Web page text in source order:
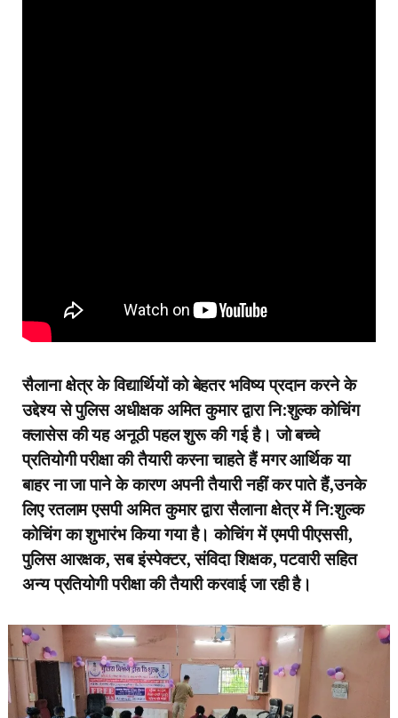
सैलाना क्षेत्र के विद्यार्थियों को बेहतर भविष्य प्रदान करने के
उद्देश्य से पुलिस अधीक्षक अमित कुमार द्वारा नि:शुल्क कोचिंग
क्लासेस की यह अनूठी पहल शुरू की गई है। जो बच्चे
प्रतियोगी परीक्षा की तैयारी करना चाहते हैं मगर आर्थिक या
बाहर ना जा पाने के कारण अपनी तैयारी नहीं कर पाते हैं,उनके
लिए रतलाम एसपी अमित कुमार द्वारा सैलाना क्षेत्र में नि:शुल्क
कोचिंग का शुभारंभ किया गया है। कोचिंग में एमपी पीएससी,
पुलिस आरक्षक, सब इंस्पेक्टर, संविदा शिक्षक, पटवारी सहित
अन्य प्रतियोगी परीक्षा की तैयारी करवाई जा रही है।